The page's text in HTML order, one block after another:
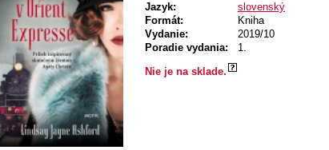
Jazyk:
slovenský
Formát:
Kniha
Vydanie:
2019/10
Poradie vydania:
1.
Nie je na sklade.